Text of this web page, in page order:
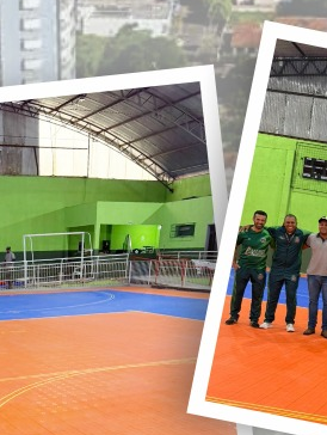
do
está em
LEIA MAIS
11/06/2026 20:00
Secretaria de
Pavimentação da
avança com mais
rural
22/05/2026 19:00
Gabinete do Prefeito –